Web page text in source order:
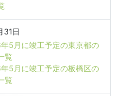
31日
5月に竣工予定の東京都の
覧
5月に竣工予定の板橋区の
覧